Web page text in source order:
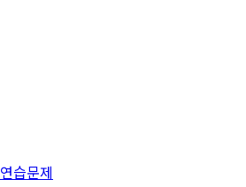
연습문제